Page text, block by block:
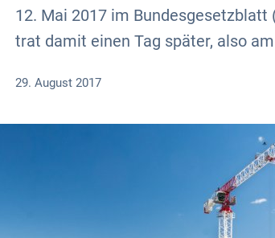
12. Mai 2017 im Bundesgesetzblatt
trat damit einen Tag später, also
29. August 2017